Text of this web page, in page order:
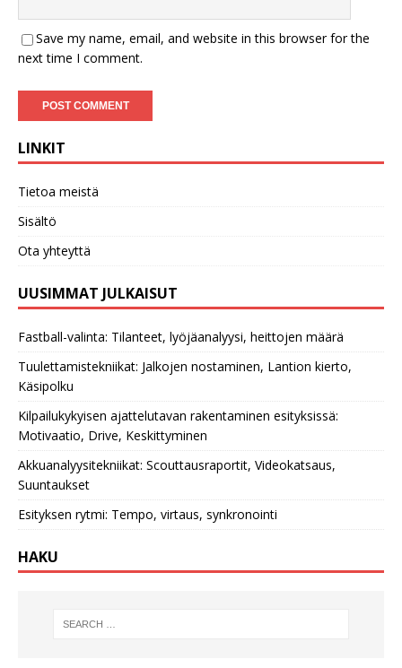
Save my name, email, and website in this browser for the
next time I comment.
LINKIT
Tietoa meistä
Sisältö
Ota yhteyttä
UUSIMMAT JULKAISUT
Fastball-valinta: Tilanteet, lyöjäanalyysi, heittojen määrä
Tuulettamistekniikat: Jalkojen nostaminen, Lantion kierto,
Käsipolku
Kilpailukykyisen ajattelutavan rakentaminen esityksissä:
Motivaatio, Drive, Keskittyminen
Akkuanalyysitekniikat: Scouttausraportit, Videokatsaus,
Suuntaukset
Esityksen rytmi: Tempo, virtaus, synkronointi
HAKU